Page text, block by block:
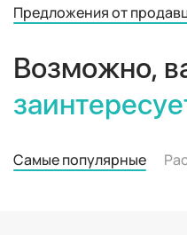
Предложения от
Возможно,
Самые популярные